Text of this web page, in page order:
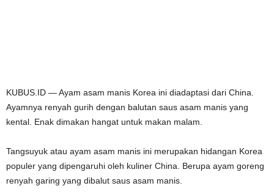
KUBUS.ID — Ayam asam manis Korea ini diadaptasi dari China.
Ayamnya renyah gurih dengan balutan saus asam manis yang
kental. Enak dimakan hangat untuk makan malam.
Tangsuyuk atau ayam asam manis ini merupakan hidangan Korea
populer yang dipengaruhi oleh kuliner China. Berupa ayam goreng
renyah garing yang dibalut saus asam manis.